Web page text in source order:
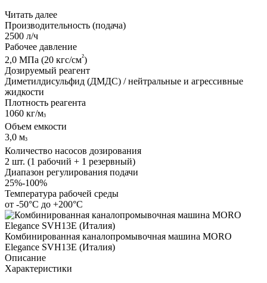
Читать далее
Производительность (подача)
2500 л/ч
Рабочее давление
2,0 МПа (20 кгс/см²)
Дозируемый реагент
Диметилдисульфид (ДМДС) / нейтральные и агрессивные
жидкости
Плотность реагента
1060 кг/м³
Объем емкости
3,0 м³
Количество насосов дозирования
2 шт. (1 рабочий + 1 резервный)
Диапазон регулирования подачи
25%-100%
Температура рабочей среды
от -50°C до +200°C
Комбинированная каналопромывочная машина MORO
Elegance SVH13E (Италия)
Описание
Характеристики